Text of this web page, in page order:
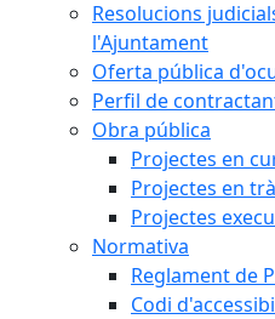
Resolucions
l'Ajuntament
Oferta pública
Perfil de
Obra pública
Projectes en
Projectes en
Projectes
Normativa
Reglament de
Codi